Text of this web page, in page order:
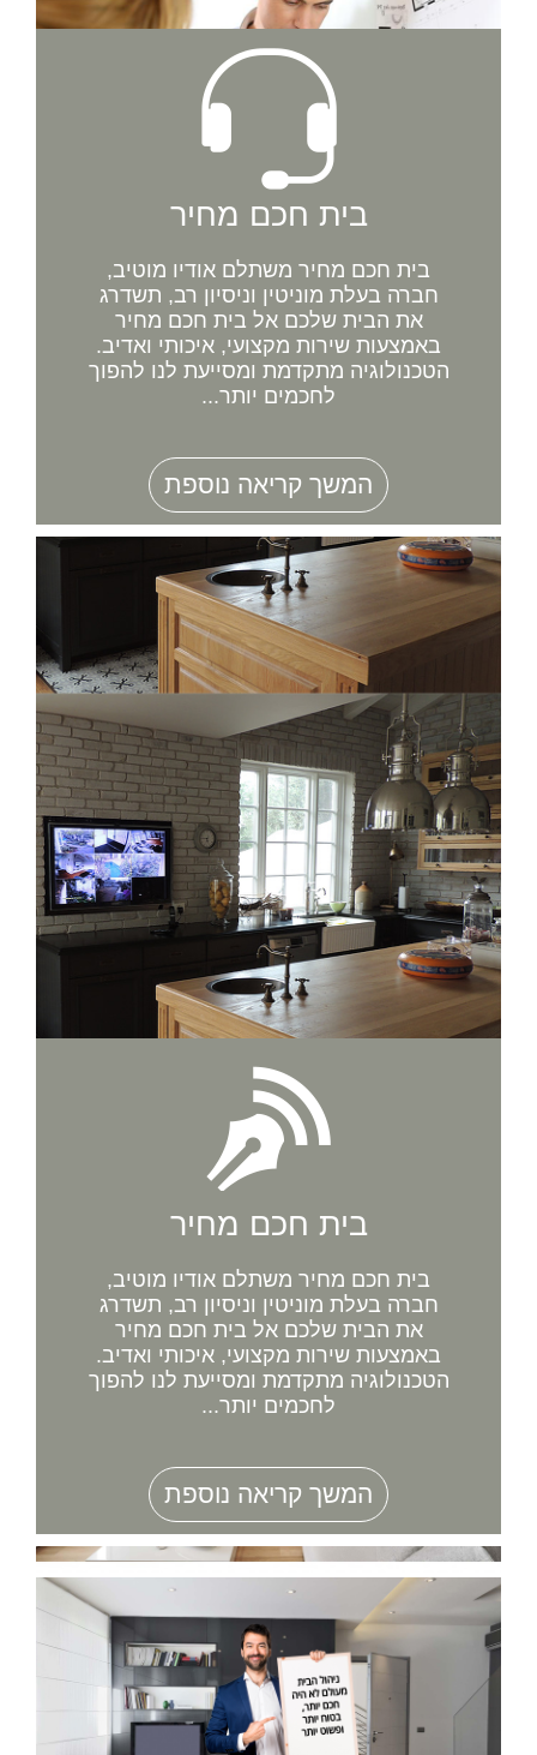
בית חכם מחיר
בית חכם מחיר משתלם אודיו מוטיב,
חברה בעלת מוניטין וניסיון רב, תשדרג
את הבית שלכם אל בית חכם מחיר
באמצעות שירות מקצועי, איכותי ואדיב.
הטכנולוגיה מתקדמת ומסייעת לנו להפוך
לחכמים יותר...
המשך קריאה נוספת
בית חכם מחיר
בית חכם מחיר משתלם אודיו מוטיב,
חברה בעלת מוניטין וניסיון רב, תשדרג
את הבית שלכם אל בית חכם מחיר
באמצעות שירות מקצועי, איכותי ואדיב.
הטכנולוגיה מתקדמת ומסייעת לנו להפוך
לחכמים יותר...
המשך קריאה נוספת